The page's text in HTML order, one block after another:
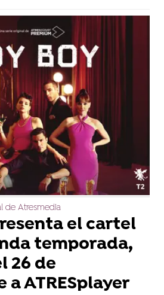
de Atresmedia
el cartel
temporada,
26 de
ATRESplayer